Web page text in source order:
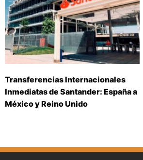
Transferencias Internacionales
Inmediatas de Santander: España a
México y Reino Unido